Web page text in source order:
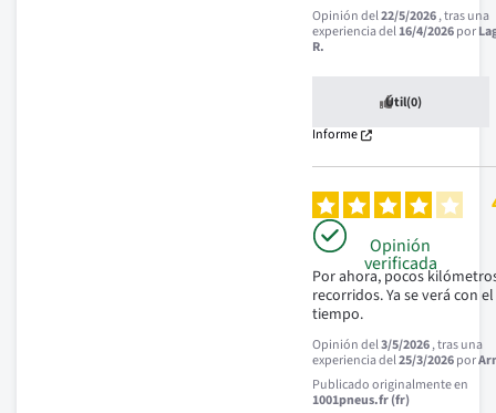
Opinión del22/5/2026, tras una
experiencia del16/4/2026por
R.
Útil(0)
Informe
Opinión
verificada
Por ahora, pocos
recorridos. Ya se verá con el
tiempo.
Opinión del3/5/2026, tras una
experiencia del25/3/2026por
Publicado originalmente en
1001pneus.fr (fr)